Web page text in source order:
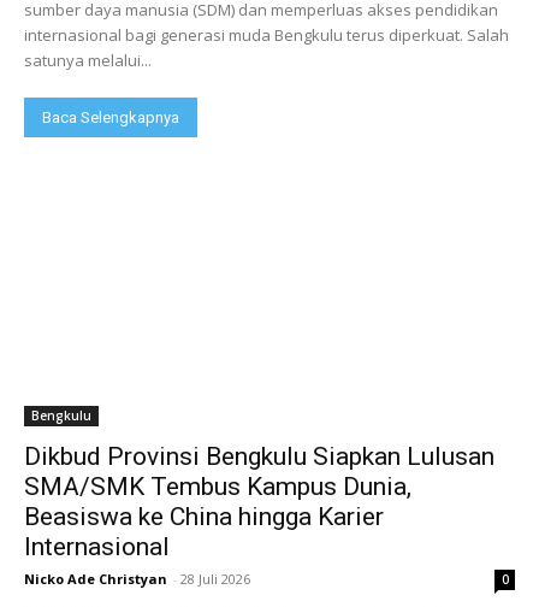
sumber daya manusia (SDM) dan memperluas akses pendidikan
internasional bagi generasi muda Bengkulu terus diperkuat. Salah
satunya melalui...
Baca Selengkapnya
Bengkulu
Dikbud Provinsi Bengkulu Siapkan Lulusan
SMA/SMK Tembus Kampus Dunia,
Beasiswa ke China hingga Karier
Internasional
Nicko Ade Christyan - 28 Juli 2026 0